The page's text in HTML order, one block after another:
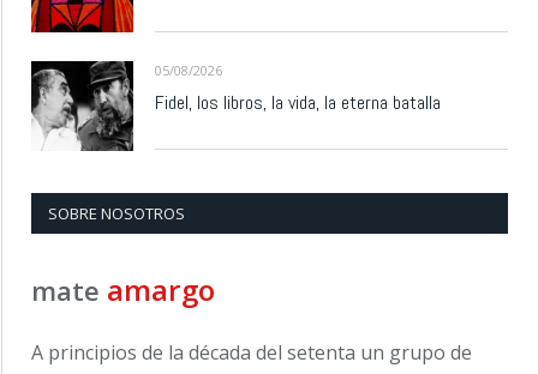
05/08/2026
Fidel, los libros, la vida, la eterna batalla
SOBRE NOSOTROS
mate amargo
A principios de la década del setenta un grupo de